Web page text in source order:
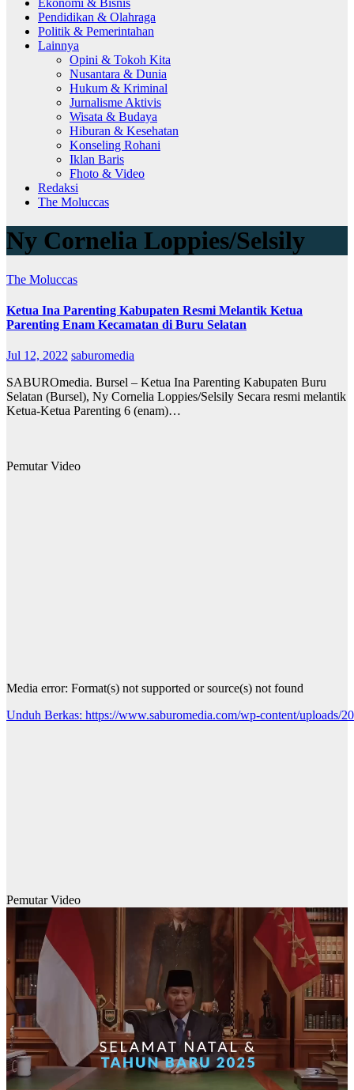
Pendidikan & Olahraga
Politik & Pemerintahan
Lainnya
Opini & Tokoh Kita
Nusantara & Dunia
Hukum & Kriminal
Jurnalisme Aktivis
Wisata & Budaya
Hiburan & Kesehatan
Konseling Rohani
Iklan Baris
Fhoto & Video
Redaksi
The Moluccas
Ny Cornelia Loppies/Selsily
The Moluccas
Ketua Ina Parenting Kabupaten Resmi Melantik Ketua
Parenting Enam Kecamatan di Buru Selatan
Jul 12, 2022 saburomedia
SABUROmedia. Bursel – Ketua Ina Parenting Kabupaten Buru
Selatan (Bursel), Ny Cornelia Loppies/Selsily Secara resmi melantik
Ketua-Ketua Parenting 6 (enam)…
Pemutar Video
Media error: Format(s) not supported or source(s) not found
Unduh Berkas: https://www.saburomedia.com/wp-content/uploads/
Pemutar Video